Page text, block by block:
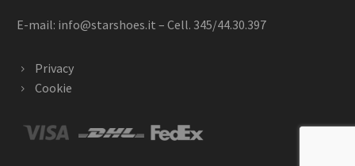
E-mail: info@starshoes.it – Cell. 345/44.30.397
Privacy
Cookie